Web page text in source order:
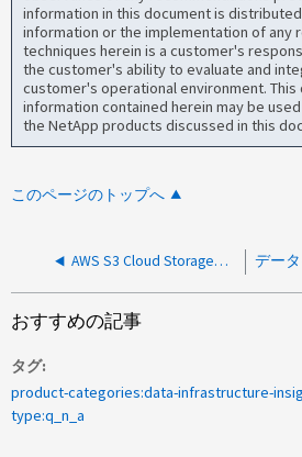
information in this document is
information or the implementation of any
techniques herein is a customer's
the customer's ability to evaluate and
customer's operational environment. This
information contained herein may be
the NetApp products discussed in this
このページのトップへ
AWS S3 Cloud StorageのセットアップがIBM Cognosから削除された理由
おすすめの記事
タグ
product-categories:data-infrastructure-
type:q_n_a